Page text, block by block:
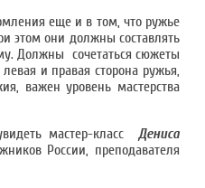
еще и в том, что ружье
этом они должны составлять
Должны сочетаться сюжеты
и правая сторона ружья,
важен уровень мастерства
мастер-класс Дениса
России, преподавателя